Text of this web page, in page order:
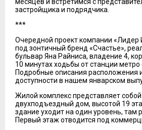
застройщика и подрядчика.
***
Очередной проект компании «Лидер
под зонтичный бренд «Счастье»,
бульвар Яна Райниса, владение 4,
10 минутах ходьбы от станции метро
Подробные описания расположения
доступности в нашем январском
Жилой комплекс представляет
двухподъездный дом, высотой 19
здание уходит на один уровень, там
Первый этаж отводится под